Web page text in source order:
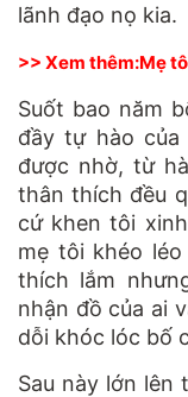
lãnh đạo nọ kia.
>> Xem thêm:Mẹ
Suốt bao năm
đầy tự hào
được nhờ, từ
thân thích đều
cứ khen tôi
mẹ tôi khéo
thích lắm
nhận đồ của ai
dỗi khóc lóc bố
Sau này lớn lên